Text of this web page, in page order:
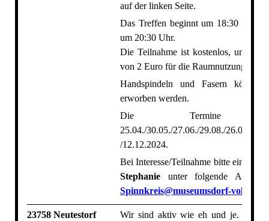
auf der linken Seite.
Das Treffen beginnt um 18:30 und
um 20:30 Uhr.
Die Teilnahme ist kostenlos, um
von 2 Euro für die Raumnutzung wird
Handspindeln und Fasern
erworben werden.
Die Termine
25.04./30.05./27.06./29.08./26.09./
/12.12.2024.
Bei Interesse/Teilnahme bitte eine
Stephanieunter folgende Adresse
Spinnkreis@museumsdorf-
23758 Neutestorf
Wir sind aktiv wie eh und je.